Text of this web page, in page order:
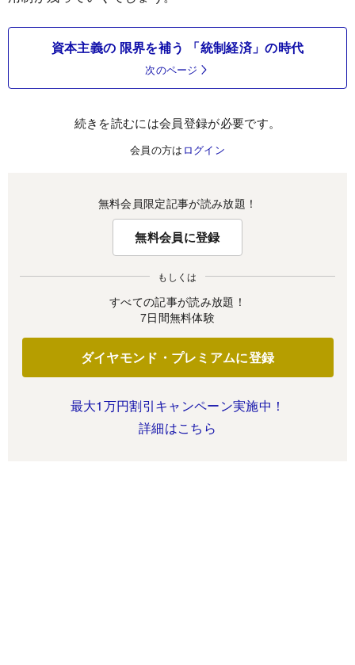
資本主義の 限界を補う 「統制経済」の時代
次のページ
続きを読むには会員登録が必要です。
会員の方は ログイン
無料会員限定記事が読み放題！
無料会員に登録
もしくは
すべての記事が読み放題！
7日間無料体験
ダイヤモンド・プレミアムに登録
最大1万円割引キャンペーン実施中！
詳細はこちら